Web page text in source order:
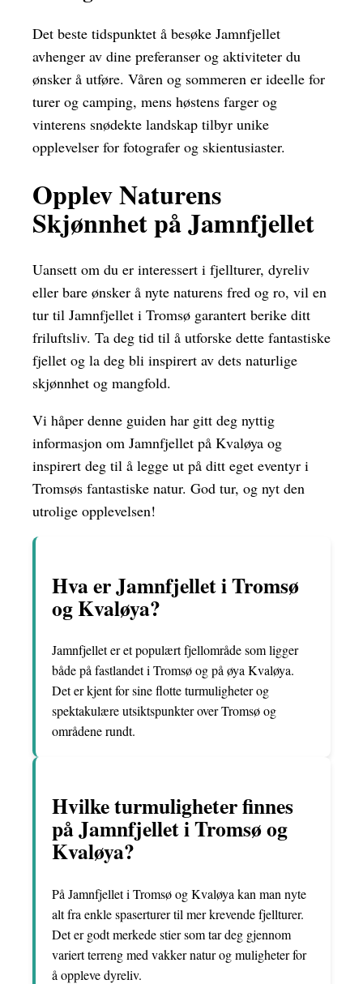
Det beste tidspunktet å besøke Jamnfjellet
avhenger av dine preferanser og aktiviteter du
ønsker å utføre. Våren og sommeren er ideelle for
turer og camping, mens høstens farger og
vinterens snødekte landskap tilbyr unike
opplevelser for fotografer og skientusiaster.
Opplev Naturens
Skjønnhet på Jamnfjellet
Uansett om du er interessert i fjellturer, dyreliv
eller bare ønsker å nyte naturens fred og ro, vil en
tur til Jamnfjellet i Tromsø garantert berike ditt
friluftsliv. Ta deg tid til å utforske dette fantastiske
fjellet og la deg bli inspirert av dets naturlige
skjønnhet og mangfold.
Vi håper denne guiden har gitt deg nyttig
informasjon om Jamnfjellet på Kvaløya og
inspirert deg til å legge ut på ditt eget eventyr i
Tromsøs fantastiske natur. God tur, og nyt den
utrolige opplevelsen!
Hva er Jamnfjellet i Tromsø
og Kvaløya?
Jamnfjellet er et populært fjellområde som ligger
både på fastlandet i Tromsø og på øya Kvaløya.
Det er kjent for sine flotte turmuligheter og
spektakulære utsiktspunkter over Tromsø og
områdene rundt.
Hvilke turmuligheter finnes
på Jamnfjellet i Tromsø og
Kvaløya?
På Jamnfjellet i Tromsø og Kvaløya kan man nyte
alt fra enkle spaserturer til mer krevende fjellturer.
Det er godt merkede stier som tar deg gjennom
variert terreng med vakker natur og muligheter for
å oppleve dyreliv.